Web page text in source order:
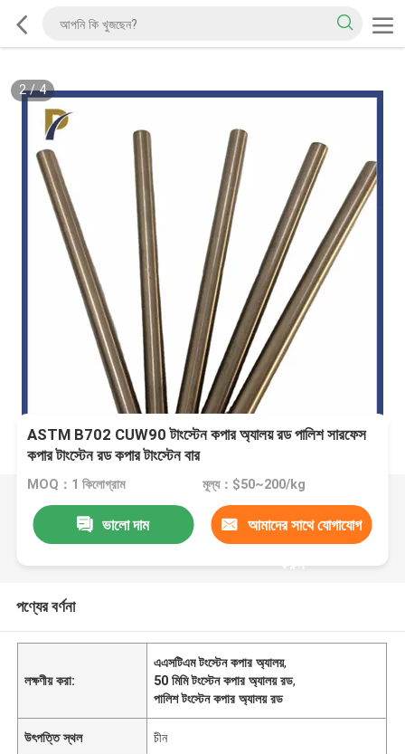
2/4
ASTM B702 CUW90 টাংস্টেন কপার অ্যালয় রড পালিশ সারফেস
কপার টাংস্টেন রড কপার টাংস্টেন বার
MOQ：1 কিলোগ্রাম মূল্য：$50~200/kg
ভালো দাম আমাদের সাথে যোগাযোগ
করুন
পণ্যের বর্ণনা
লক্ষণীয় করা:
এএসটিএম টংস্টেন কপার অ্যালয়,
50 মিমি টংস্টেন কপার অ্যালয় রড,
পালিশ টংস্টেন কপার অ্যালয় রড
উৎপত্তি স্থল চীন